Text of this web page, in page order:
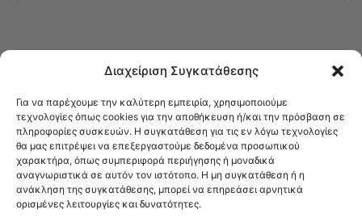
Διαχείριση Συγκατάθεσης
Για να παρέχουμε την καλύτερη εμπειρία, χρησιμοποιούμε
τεχνολογίες όπως cookies για την αποθήκευση ή/και την πρόσβαση σε
πληροφορίες συσκευών. Η συγκατάθεση για τις εν λόγω τεχνολογίες
θα μας επιτρέψει να επεξεργαστούμε δεδομένα προσωπικού
χαρακτήρα, όπως συμπεριφορά περιήγησης ή μοναδικά
αναγνωριστικά σε αυτόν τον ιστότοπο. Η μη συγκατάθεση ή η
ανάκληση της συγκατάθεσης, μπορεί να επηρεάσει αρνητικά
ορισμένες λειτουργίες και δυνατότητες.
Στο Καφενείο θα βρείτε όλες τις ειδήσεις που αφορούν την Νέα
Φιλαδέλφεια και τη Νέα Χαλκηδόνα, καυτή αρθρογραφία, καθώς και
όλα τα νέα που σας αφορούν.